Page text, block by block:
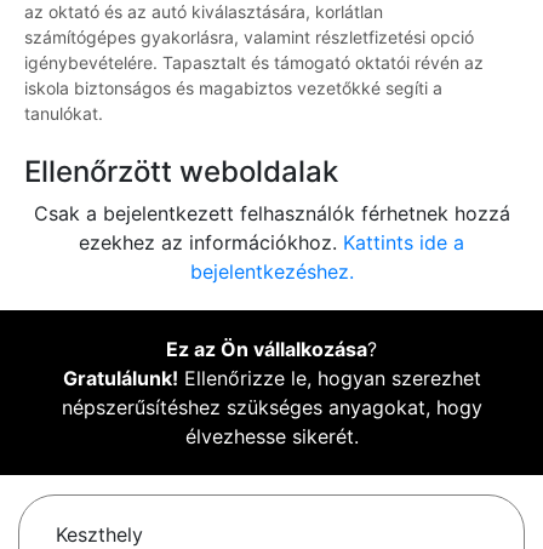
az oktató és az autó kiválasztására, korlátlan
számítógépes gyakorlásra, valamint részletfizetési opció
igénybevételére. Tapasztalt és támogató oktatói révén az
iskola biztonságos és magabiztos vezetőkké segíti a
tanulókat.
Ellenőrzött weboldalak
Csak a bejelentkezett felhasználók férhetnek hozzá
ezekhez az információkhoz. Kattints ide a
bejelentkezéshez.
Ez az Ön vállalkozása?
Gratulálunk! Ellenőrizze le, hogyan szerezhet
népszerűsítéshez szükséges anyagokat, hogy
élvezhesse sikerét.
Keszthely